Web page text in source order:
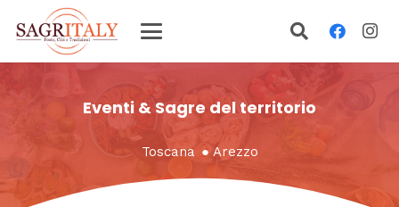
Eventi & Sagre del territorio
Toscana ● Arezzo